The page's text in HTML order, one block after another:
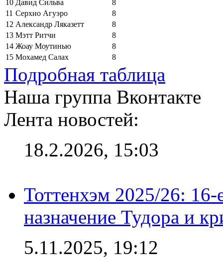
10 Давид Сильва
8
11 Серхио Агуэро
8
12 Александр Ляказетт
8
13 Мэтт Ритчи
8
14 Жоау Моутинью
8
15 Мохамед Салах 8
Подробная таблица
Наша группа Вконтакте
Лента новостей:
18.2.2026, 15:03
Тоттенхэм 2025/26:
назначение Тудора и
5.11.2025, 19:12